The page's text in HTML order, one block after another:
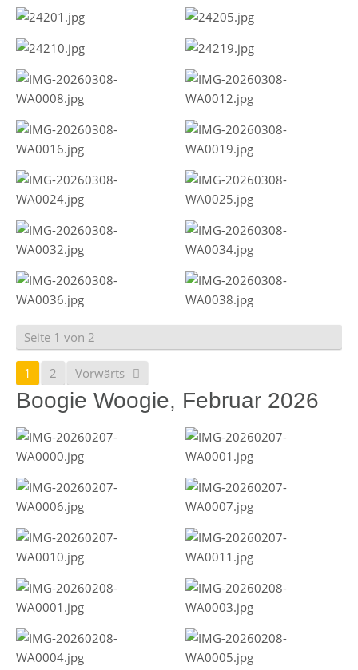
Seite 1 von 2
1 2 Vorwärts
Boogie Woogie, Februar 2026